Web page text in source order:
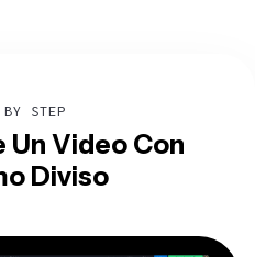
BY STEP
Video Con
Diviso